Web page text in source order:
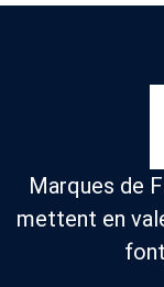
Marques de
mettent en